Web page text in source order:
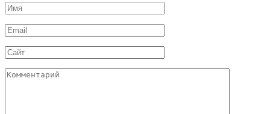
Имя
*
Email
*
Сайт
Комментарий